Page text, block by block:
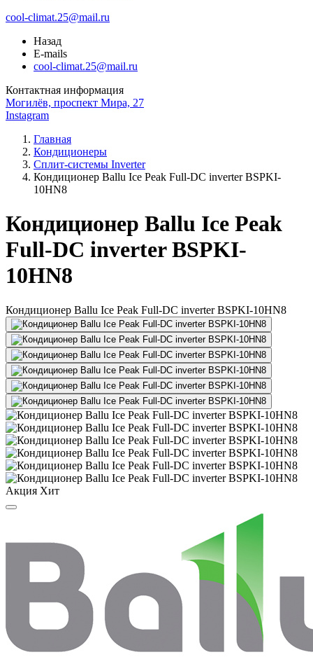
cool-climat.25@mail.ru
Назад
E-mails
cool-climat.25@mail.ru
Контактная информация
Могилёв, проспект Мира, 27
Instagram
Главная
Кондиционеры
Сплит-системы Inverter
Кондиционер Ballu Ice Peak Full-DC inverter BSPKI-
10HN8
Кондиционер Ballu Ice Peak
Full-DC inverter BSPKI-
10HN8
Кондиционер Ballu Ice Peak Full-DC inverter BSPKI-10HN8
Акция Хит